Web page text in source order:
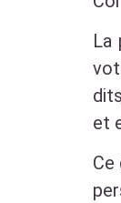
La
et